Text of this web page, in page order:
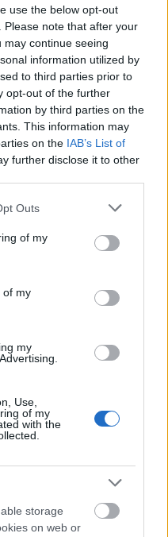
use the below opt-out
note that after your
continue seeing
information utilized by
to third parties prior to
opt-out of the further
by third parties on the
This information may
on the IAB’s List of
further disclose it to other
uses one or more Google
You may click to
its third-party tags to
in below Google
Outs
of my
of my
my
Use,
of my
with the
storage
on web or
százmilliárd
amiből
a parlamenti
sokan váltották
– derül ki a
a forint elmúlt
látványos és tartós
Ezt a
devizaszámlát és
forinttal, több mint